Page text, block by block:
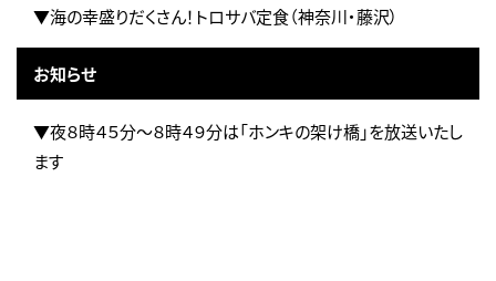
▼海の幸盛りだくさん！トロサバ定食（神奈川・藤沢）
お知らせ
▼夜８時４５分～８時４９分は「ホンキの架け橋」を放送いたし
ます